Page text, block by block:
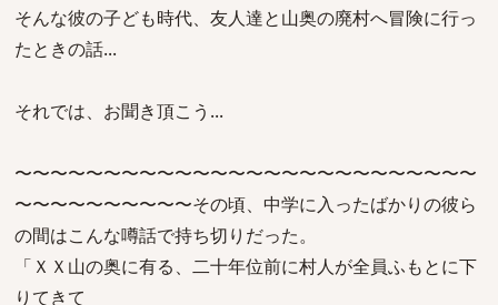
そんな彼の子ども時代、友人達と山奥の廃村へ冒険に行っ
たときの話...
それでは、お聞き頂こう...
〜〜〜〜〜〜〜〜〜〜〜〜〜〜〜〜〜〜〜〜〜〜〜〜〜〜
〜〜〜〜〜〜〜〜〜〜その頃、中学に入ったばかりの彼ら
の間はこんな噂話で持ち切りだった。
「ＸＸ山の奥に有る、二十年位前に村人が全員ふもとに下
りてきて